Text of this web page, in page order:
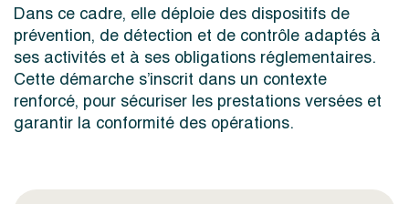
Dans ce cadre, elle déploie des dispositifs de
prévention, de détection et de contrôle adaptés à
ses activités et à ses obligations réglementaires.
Cette démarche s’inscrit dans un contexte
renforcé, pour sécuriser les prestations versées et
garantir la conformité des opérations.